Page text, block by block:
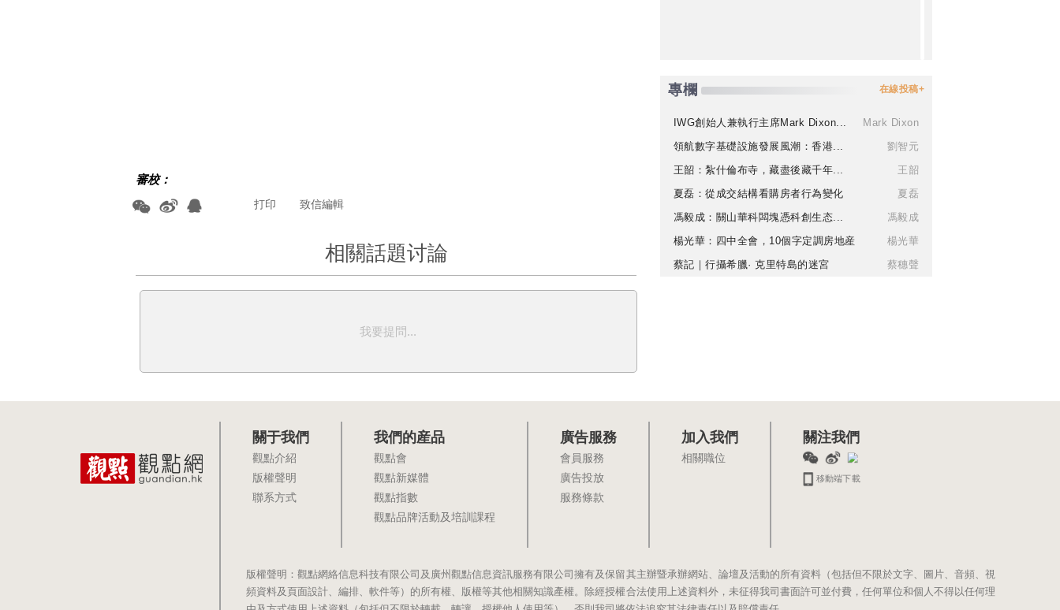
審校：
致信編輯
打印
相關話題讨論
我要提問...
專欄 在線投稿+
IWG創始人兼執行主席Mark Dixon...
Mark Dixon
領航數字基礎設施發展風潮：香港...
劉智元
王韶：紮什倫布寺，藏盡後藏千年...
王韶
夏磊：從成交結構看購房者行為變化
夏磊
馮毅成：關山華科闆塊憑科創生态...
馮毅成
楊光華：四中全會，10個字定調房地産
楊光華
蔡記｜行攝希臘· 克里特島的迷宮
蔡穗聲
關于我們
觀點介紹
版權聲明
聯系方式
我們的産品
觀點會
觀點新媒體
觀點指數
觀點品牌活動及培訓課程
廣告服務
會員服務
廣告投放
服務條款
加入我們
相關職位
關注我們
移動端下載
版權聲明：觀點網絡信息科技有限公司及廣州觀點信息資訊服務有限公司擁有及保留其主辦暨承辦網站、論壇及活動的所有資料（包括但不限於文字、圖片、音頻、視
頻資料及頁面設計、編排、軟件等）的所有權、版權等其他相關知識產權。除經授權合法使用上述資料外，未征得我司書面許可並付費，任何單位和個人不得以任何理